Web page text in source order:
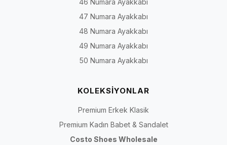
46 Numara Ayakkabı
47 Numara Ayakkabı
48 Numara Ayakkabı
49 Numara Ayakkabı
50 Numara Ayakkabı
KOLEKSİYONLAR
Premium Erkek Klasik
Premium Kadın Babet & Sandalet
Costo Shoes Wholesale